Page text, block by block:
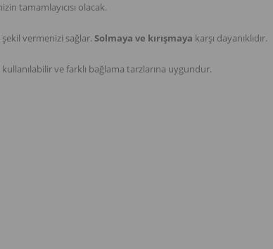
tamamlayıcısı olacak.
vermenizi sağlar. Solmaya ve kırışmaya karşı dayanıklıdır.
ve farklı bağlama tarzlarına uygundur.